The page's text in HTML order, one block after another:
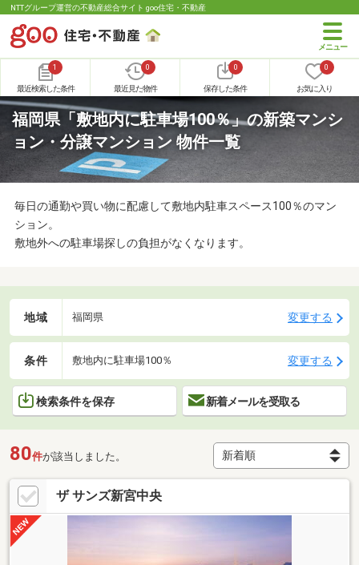
NTTグループ運営の不動産総合サイト goo住宅・不動産
1
最近検索した条件
0
最近見た物件
0
保存した条件
0
お気に入り
福岡県「敷地内に駐車場100％」の新築マンシ
ョン・分譲マンション 物件一覧
毎日の通勤や買い物に配慮して敷地内駐車スペース100％のマン
ション。
敷地外への駐車場探しの負担がなくなります。
地域 福岡県 変更する
条件 敷地内に駐車場100％ 変更する
検索条件を保存 新着メールを受取る
80件が該当しました。
ザ サンズ新宮中央